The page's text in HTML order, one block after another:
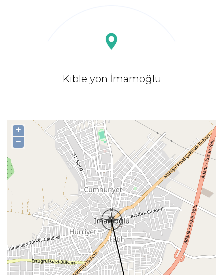
Kıble yön İmamoğlu
+
−